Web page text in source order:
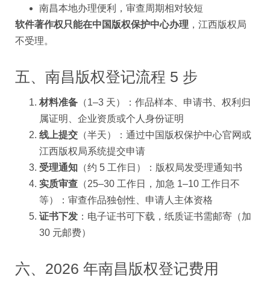
南昌本地办理便利，审查周期相对较短
软件著作权只能在中国版权保护中心办理 ，江西版权局
不受理。
五、南昌版权登记流程 5 步
材料准备 （1–3 天）：作品样本、申请书、权利归
属证明、企业资质或个人身份证明
线上提交 （半天）：通过中国版权保护中心官网或
江西版权局系统提交申请
受理通知 （约 5 工作日）：版权局发受理通知书
实质审查 （25–30 工作日，加急 1–10 工作日不
等）：审查作品独创性、申请人主体资格
证书下发 ：电子证书可下载，纸质证书需邮寄（加
30 元邮费）
六、2026 年南昌版权登记费用